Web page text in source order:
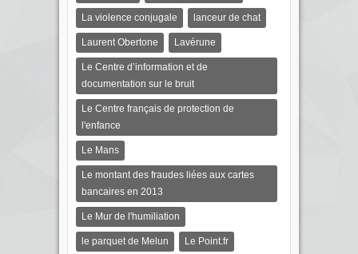
La violence conjugale lanceur de chat
Laurent Obertone Lavérune
Le Centre d’information et de
documentation sur le bruit
Le Centre français de protection de
l'enfance
Le Mans
Le montant des fraudes liées aux cartes
bancaires en 2013
Le Mur de l'humiliation
le parquet de Melun Le Point.fr